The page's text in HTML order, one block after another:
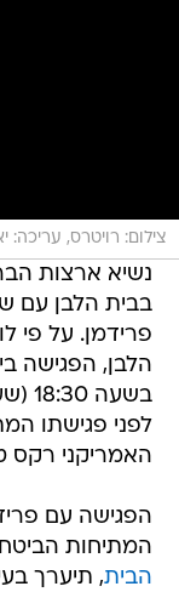
צילום: רויטרס, עריכה:
נשיא ארצות
בבית הלבן עם
פרידמן. על פי
הלבן, הפגישה
לפני פגישתו
האמריקני רקס
הפגישה עם
המתיחות
הבית, תיערך